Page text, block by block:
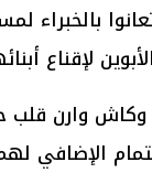
بالخبراء
لإقناع
وارن قلب
الإضافي لهم